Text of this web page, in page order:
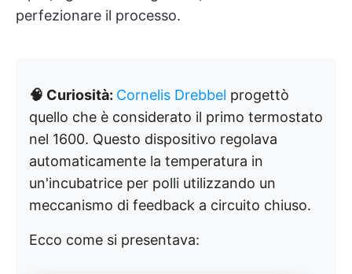
perfezionare il processo.
🧠 Curiosità: Cornelis Drebbel progettò
quello che è considerato il primo termostato
nel 1600. Questo dispositivo regolava
automaticamente la temperatura in
un'incubatrice per polli utilizzando un
meccanismo di feedback a circuito chiuso.
Ecco come si presentava: